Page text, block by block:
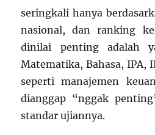
seringkali hanya
nasional, dan ranking
dinilai penting adalah
Matematika, Bahasa, IPA,
seperti manajemen
dianggap “nggak
standar ujiannya.